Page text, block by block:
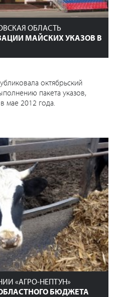
ОБЛАСТЬ
МАЙСКИХ УКАЗОВ В
октябрьский
пакета указов,
мае 2012 года.
«АГРО-НЕПТУН»
БЮДЖЕТА